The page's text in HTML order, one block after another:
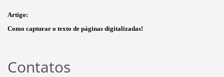
Artigo:
Como capturar o texto de páginas digitalizadas!
Contatos